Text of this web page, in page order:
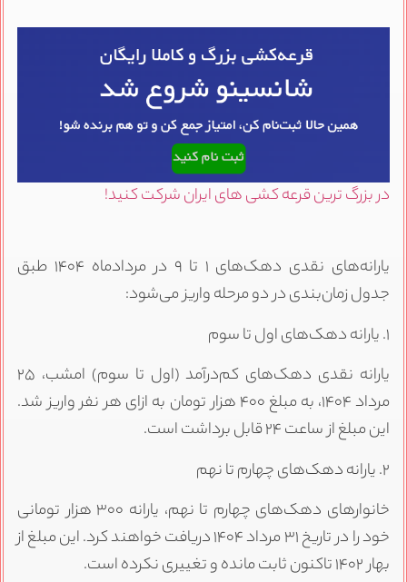
در بزرگ ترین قرعه کشی های ایران شرکت کنید!
یارانه‌های نقدی دهک‌های ۱ تا ۹ در مردادماه ۱۴۰۴ طبق
جدول زمان‌بندی در دو مرحله واریز می‌شود:
۱. یارانه دهک‌های اول تا سوم
یارانه نقدی دهک‌های کم‌درآمد (اول تا سوم) امشب، ۲۵
مرداد ۱۴۰۴، به مبلغ ۴۰۰ هزار تومان به ازای هر نفر واریز شد.
این مبلغ از ساعت ۲۴ قابل برداشت است.
۲. یارانه دهک‌های چهارم تا نهم
خانوارهای دهک‌های چهارم تا نهم، یارانه ۳۰۰ هزار تومانی
خود را در تاریخ ۳۱ مرداد ۱۴۰۴ دریافت خواهند کرد. این مبلغ از
بهار ۱۴۰۲ تاکنون ثابت مانده و تغییری نکرده است.